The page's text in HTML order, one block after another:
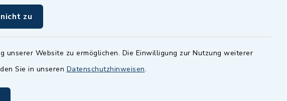
zu
Website zu ermöglichen. Die Einwilligung zur Nutzung weiterer
Sie in unseren Datenschutzhinweisen.
Baden-
in Leichter Sprache